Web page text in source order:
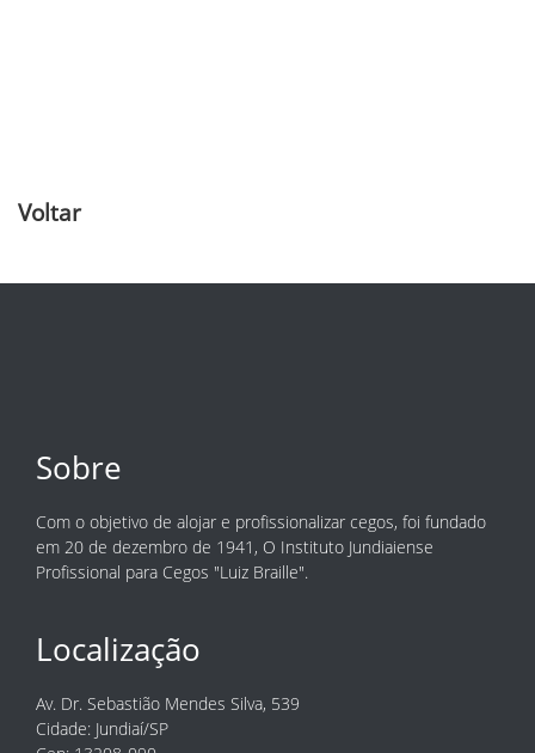
Voltar
Sobre
Com o objetivo de alojar e profissionalizar cegos, foi fundado
em 20 de dezembro de 1941, O Instituto Jundiaiense
Profissional para Cegos "Luiz Braille".
Localização
Av. Dr. Sebastião Mendes Silva, 539
Cidade: Jundiaí/SP